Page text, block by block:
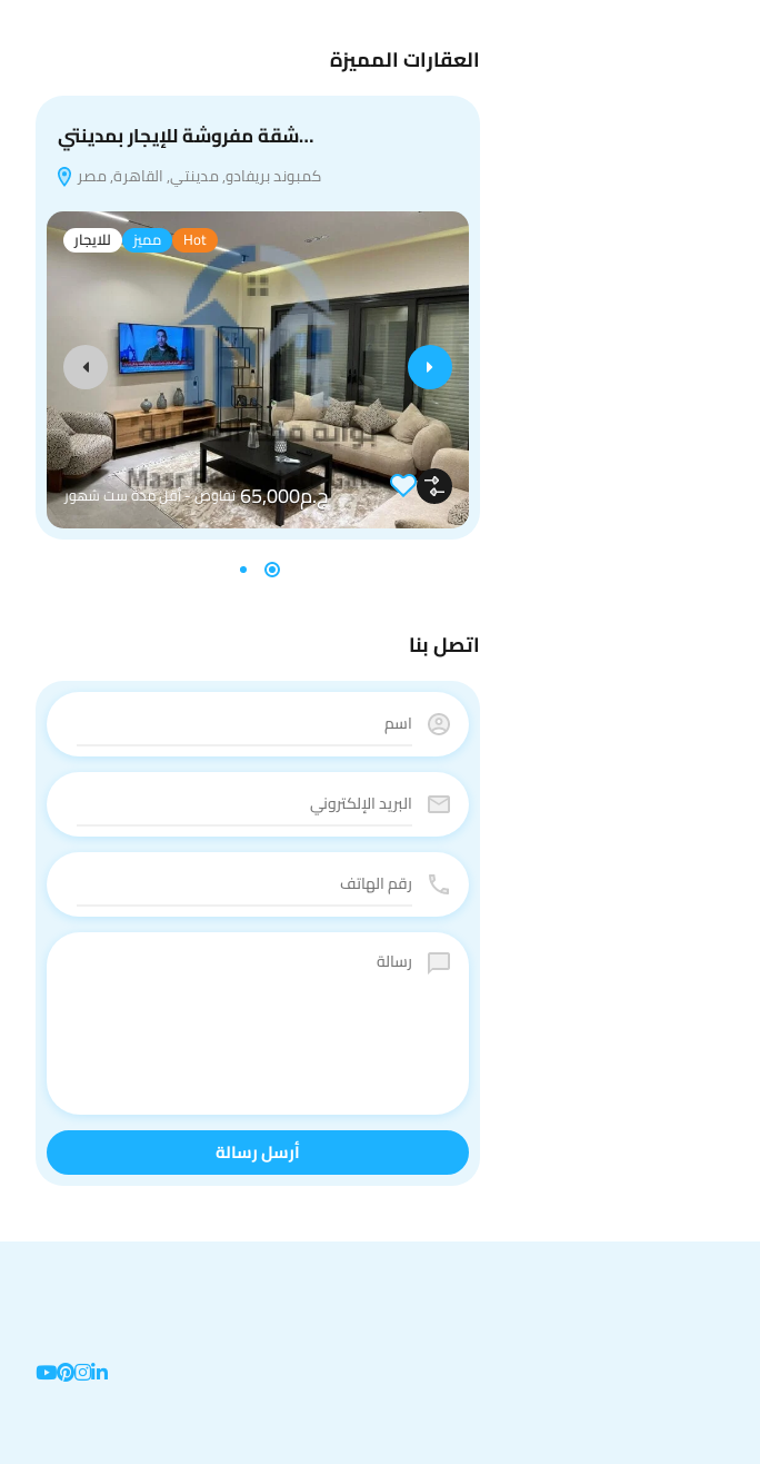
العقارات المميزة
شقة مفروشة للإيجار بمدينتي…
كمبوند بريفادو, مدينتي, القاهرة, مصر
للايجار مميز Hot
ج.م65,000 تفاوض - أقل مدة ست شهور
اتصل بنا